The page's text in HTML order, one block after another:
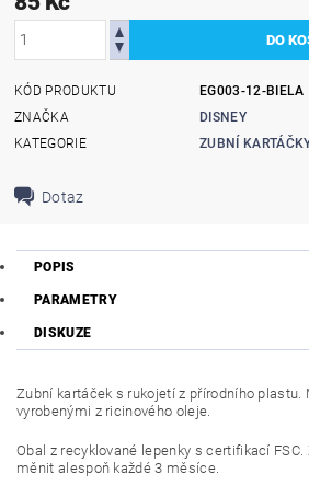
KÓD PRODUKTU
EG003-12-BIELA
ZNAČKA
DISNEY
KATEGORIE
ZUBNÍ
Dotaz
POPIS
PARAMETRY
DISKUZE
Zubní kartáček s rukojetí z přírodního plastu.
vyrobenými z ricinového oleje.
Obal z recyklované lepenky s certifikací
měnit alespoň každé 3 měsíce.